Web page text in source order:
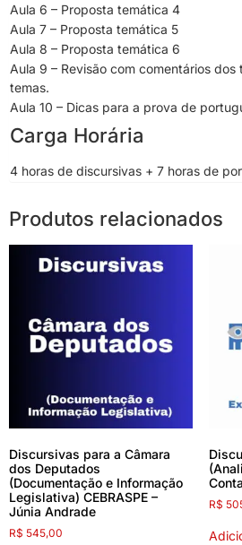
Aula 6 – Proposta temática 4
Aula 7 – Proposta temática 5
Aula 8 – Proposta temática 6
Aula 9 – Revisão com comentários dos
temas.
Aula 10 – Dicas para a prova de
Carga Horária
4 horas de discursivas + 7 horas de
Produtos relacionados
Discursivas para a Câmara
dos Deputados
(Documentação e Informação
Legislativa) CEBRASPE –
Júnia Andrade
R$ 545,00
R$